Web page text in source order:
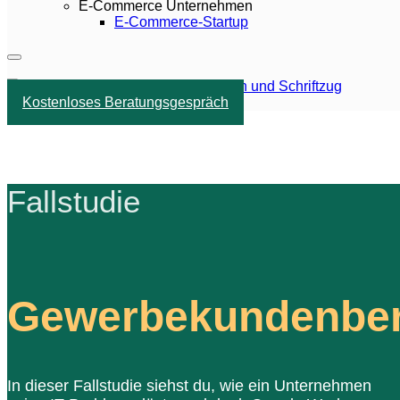
E-Commerce Unternehmen
E-Commerce-Startup
Kostenloses Beratungsgespräch
Fallstudie
In dieser Fallstudie siehst du, wie ein Unternehmen